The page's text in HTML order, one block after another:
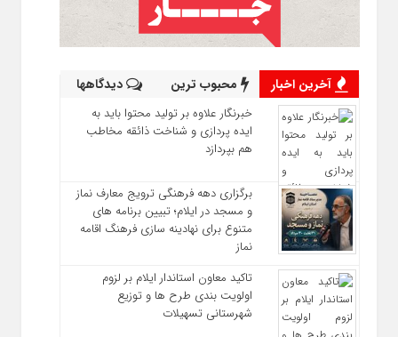
آخرین اخبار محبوب ترین دیدگاهها
خبرنگار علاوه بر تولید محتوا باید به
ایده‌ پردازی و شناخت ذائقه مخاطب
هم بپردازد
برگزاری دهه فرهنگی ترویج معارف نماز
و مسجد در ایلام؛ تبیین برنامه‌ های
متنوع برای نهادینه‌ سازی فرهنگ اقامه
نماز
تاکید معاون استاندار ایلام بر لزوم
اولویت‌ بندی طرح‌ ها و توزیع
شهرستانی تسهیلات